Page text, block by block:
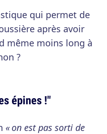
qui permet de
après avoir
même moins long à
?
épines !"
« on est pas sorti de